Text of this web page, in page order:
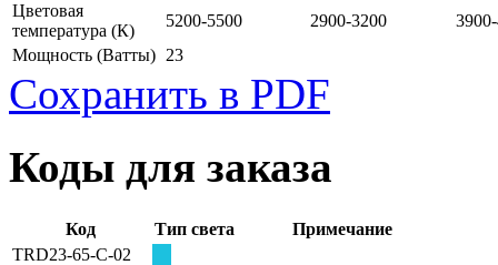
Цветовая
температура (К)
5200-5500 2900-3200
Мощность (Ватты) 23
Сохранить в PDF
Коды для заказа
Код Тип света
Примечание
TRD23-65-C-02